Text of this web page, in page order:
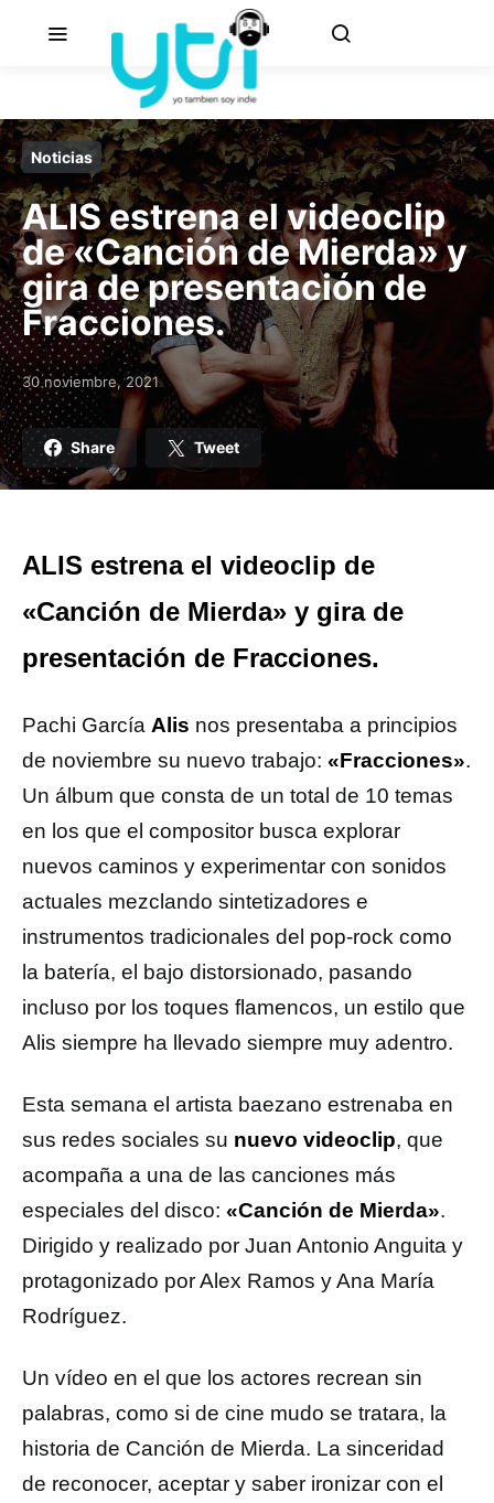
Noticias
ALIS estrena el videoclip
de «Canción de Mierda» y
gira de presentación de
Fracciones.
Posted on
30 noviembre, 2021
Share Tweet
ALIS estrena el videoclip de
«Canción de Mierda» y gira de
presentación de Fracciones.
Pachi García Alis nos presentaba a principios
de noviembre su nuevo trabajo: «Fracciones».
Un álbum que consta de un total de 10 temas
en los que el compositor busca explorar
nuevos caminos y experimentar con sonidos
actuales mezclando sintetizadores e
instrumentos tradicionales del pop-rock como
la batería, el bajo distorsionado, pasando
incluso por los toques flamencos, un estilo que
Alis siempre ha llevado siempre muy adentro.
Esta semana el artista baezano estrenaba en
sus redes sociales su nuevo videoclip, que
acompaña a una de las canciones más
especiales del disco: «Canción de Mierda».
Dirigido y realizado por Juan Antonio Anguita y
protagonizado por Alex Ramos y Ana María
Rodríguez.
Un vídeo en el que los actores recrean sin
palabras, como si de cine mudo se tratara, la
historia de Canción de Mierda. La sinceridad
de reconocer, aceptar y saber ironizar con el